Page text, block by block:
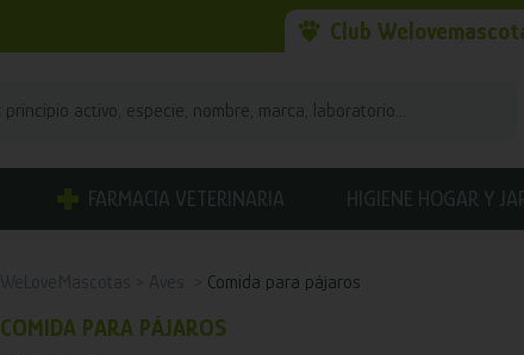
Club
FARMACIA VETERINARIA HIGIENE HOGAR Y
Comida para pájaros
COMIDA PARA PÁJAROS